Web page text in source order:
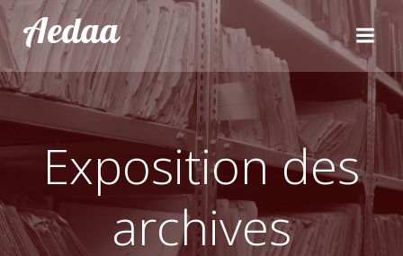
Aller
au
contenu
Aedaa
Exposition des
archives